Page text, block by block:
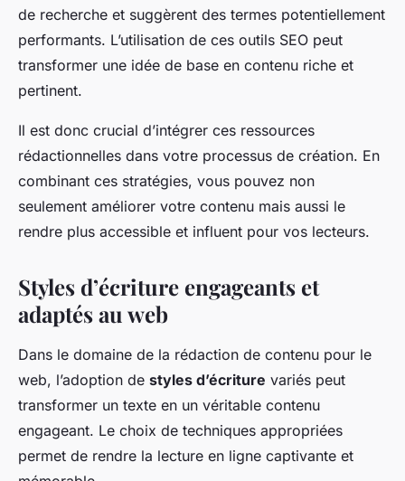
de recherche et suggèrent des termes potentiellement
performants. L’utilisation de ces outils SEO peut
transformer une idée de base en contenu riche et
pertinent.
Il est donc crucial d’intégrer ces ressources
rédactionnelles dans votre processus de création. En
combinant ces stratégies, vous pouvez non
seulement améliorer votre contenu mais aussi le
rendre plus accessible et influent pour vos lecteurs.
Styles d’écriture engageants et
adaptés au web
Dans le domaine de la rédaction de contenu pour le
web, l’adoption de styles d’écriture variés peut
transformer un texte en un véritable contenu
engageant. Le choix de techniques appropriées
permet de rendre la lecture en ligne captivante et